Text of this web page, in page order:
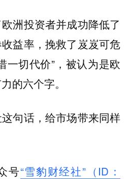
洲投资者并成功降低了
益率，挽救了岌岌可危
一切代价”，被认为是欧
的六个字。
句话，给市场带来同样
号“雪豹财经社”（ID：